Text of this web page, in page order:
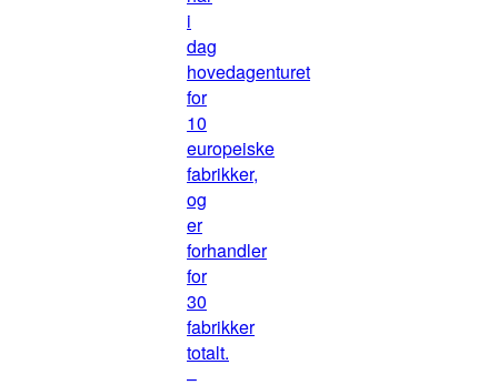
i
dag
hovedagenturet
for
10
europeiske
fabrikker,
og
er
forhandler
for
30
fabrikker
totalt.
–